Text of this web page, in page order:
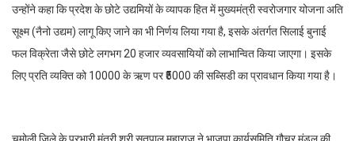
उन्होंने कहा कि प्रदेश के छोटे उद्यमियों के व्यापक हित में मुख्यमंत्री स्वरोजगार योजना अति
सूक्ष्म (नैनो उद्यम) लागू किए जाने का भी निर्णय लिया गया है, इसके अंतर्गत सिलाई बुनाई
फल विक्रेता जैसे छोटे लगभग 20 हजार व्यवसायियों को लाभान्वित किया जाएगा। इसके
लिए प्रति व्यक्ति को 10000 के ऋण पर ₹5000 की सब्सिडी का प्रावधान किया गया है।
चमोली जिले के प्रभारी मंत्री श्री सतपाल महाराज ने भाजपा कार्यसमिति गौचर मंडल की